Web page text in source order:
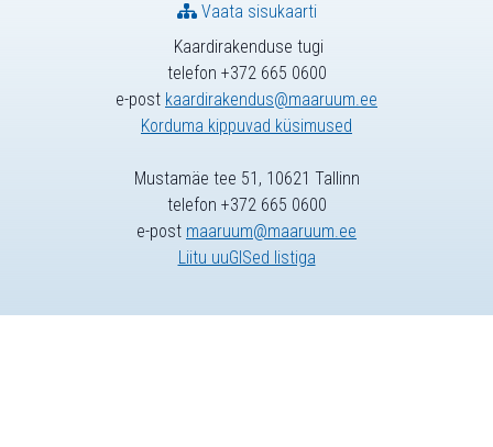
Kaardirakenduse tugi
telefon +372 665 0600
e-post kaardirakendus@maaruum.ee
Korduma kippuvad küsimused
Vaata sisukaarti
Mustamäe tee 51, 10621 Tallinn
telefon +372 665 0600
e-post maaruum@maaruum.ee
Liitu uuGISed listiga